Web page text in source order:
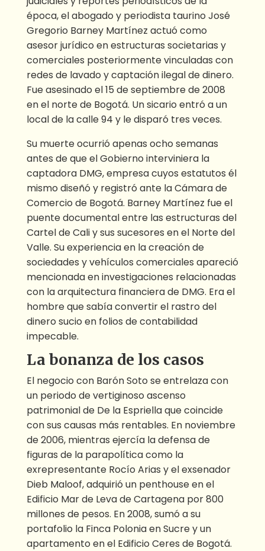
época, el abogado y periodista taurino José
Gregorio Barney Martínez actuó como
asesor jurídico en estructuras societarias y
comerciales posteriormente vinculadas con
redes de lavado y captación ilegal de dinero.
Fue asesinado el 15 de septiembre de 2008
en el norte de Bogotá. Un sicario entró a un
local de la calle 94 y le disparó tres veces.
Su muerte ocurrió apenas ocho semanas
antes de que el Gobierno interviniera la
captadora DMG, empresa cuyos estatutos él
mismo diseñó y registró ante la Cámara de
Comercio de Bogotá. Barney Martínez fue el
puente documental entre las estructuras del
Cartel de Cali y sus sucesores en el Norte del
Valle. Su experiencia en la creación de
sociedades y vehículos comerciales apareció
mencionada en investigaciones relacionadas
con la arquitectura financiera de DMG. Era el
hombre que sabía convertir el rastro del
dinero sucio en folios de contabilidad
impecable.
La bonanza de los casos
El negocio con Barón Soto se entrelaza con
un periodo de vertiginoso ascenso
patrimonial de De la Espriella que coincide
con sus causas más rentables. En noviembre
de 2006, mientras ejercía la defensa de
figuras de la parapolítica como la
exrepresentante Rocío Arias y el exsenador
Dieb Maloof, adquirió un penthouse en el
Edificio Mar de Leva de Cartagena por 800
millones de pesos. En 2008, sumó a su
portafolio la Finca Polonia en Sucre y un
apartamento en el Edificio Ceres de Bogotá.